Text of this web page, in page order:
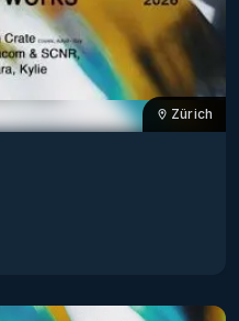
Zürich